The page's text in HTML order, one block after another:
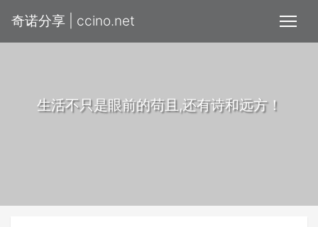
奇诺分享 | ccino.net
生活不只是眼前的苟且,还有诗和远方！